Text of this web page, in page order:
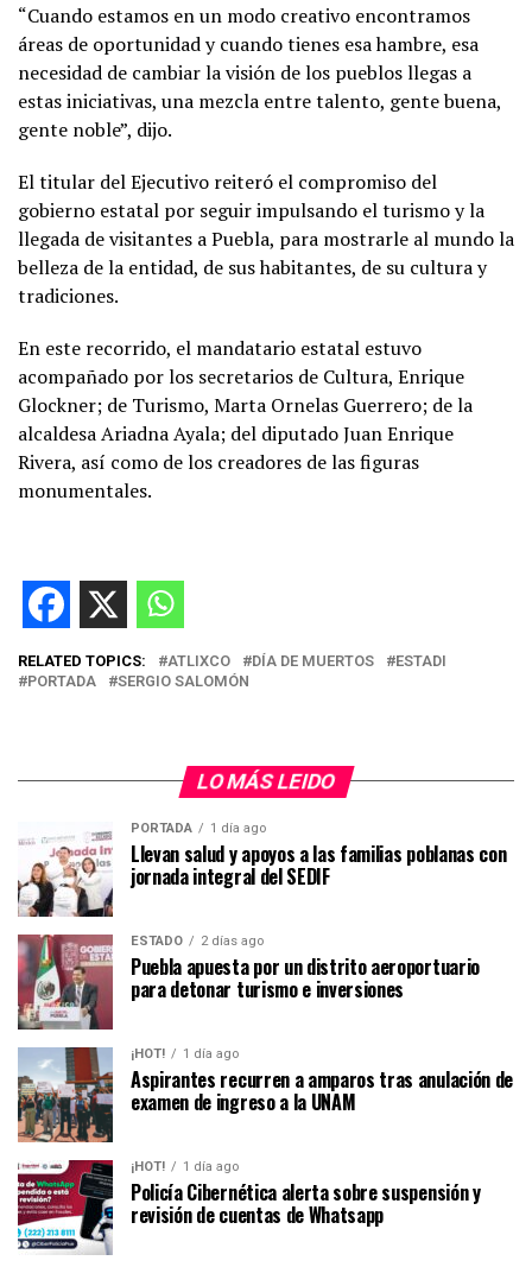
“Cuando estamos en un modo creativo encontramos
áreas de oportunidad y cuando tienes esa hambre, esa
necesidad de cambiar la visión de los pueblos llegas a
estas iniciativas, una mezcla entre talento, gente buena,
gente noble”, dijo.
El titular del Ejecutivo reiteró el compromiso del
gobierno estatal por seguir impulsando el turismo y la
llegada de visitantes a Puebla, para mostrarle al mundo la
belleza de la entidad, de sus habitantes, de su cultura y
tradiciones.
En este recorrido, el mandatario estatal estuvo
acompañado por los secretarios de Cultura, Enrique
Glockner; de Turismo, Marta Ornelas Guerrero; de la
alcaldesa Ariadna Ayala; del diputado Juan Enrique
Rivera, así como de los creadores de las figuras
monumentales.
RELATED TOPICS: ATLIXCO DÍA DE MUERTOS
ESTADI
PORTADA
SERGIO SALOMÓN
LO MÁS LEIDO
PORTADA 1 día ago
Llevan salud y apoyos a las familias poblanas con
jornada integral del SEDIF
ESTADO 2 días ago
Puebla apuesta por un distrito aeroportuario
para detonar turismo e inversiones
¡HOT! 1 día ago
Aspirantes recurren a amparos tras anulación de
examen de ingreso a la UNAM
¡HOT! 1 día ago
Policía Cibernética alerta sobre suspensión y
revisión de cuentas de Whatsapp